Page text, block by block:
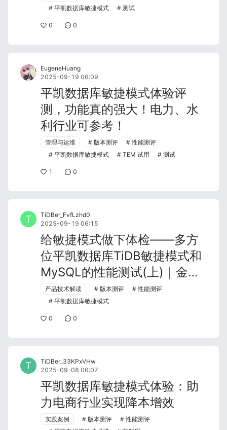
平凯数据库敏捷模式
测试
0 0
EugeneHuang
2025-09-19 06:09
平凯数据库敏捷模式体验评
测，功能真的强大！电力、水
利行业可参考！
管理与运维 版本测评
性能测评
平凯数据库敏捷模式
TEM 试用 测试
1 0
TiDBer_FvfLzhd0
2025-09-19 06:15
给敏捷模式做下体检——多方
位平凯数据库TiDB敏捷模式和
MySQL的性能测试(上)｜金融
行业可参考
产品技术解读 版本测评
性能测评
平凯数据库敏捷模式
0 0
TiDBer_33KPxVHw
2025-09-08 06:07
平凯数据库敏捷模式体验：助
力电商行业实现降本增效
实践案例 版本测评
性能测评